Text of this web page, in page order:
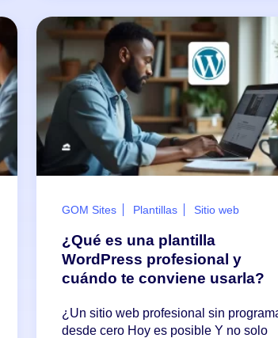
GOM Sites Plantillas Sitio web
¿Qué es una plantilla
WordPress profesional y
cuándo te conviene usarla?
¿Un sitio web profesional sin
desde cero Hoy es posible Y no solo